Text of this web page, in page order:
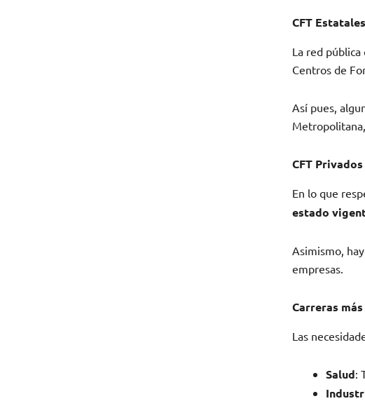
CFT Estatales
La red
Centros de
Así pues,
CFT
En lo que
estado
Asimismo,
empresas.
Carreras
Las
Salud: